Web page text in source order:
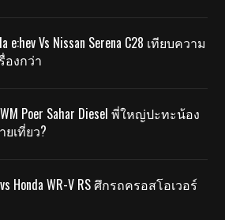
e:hev Vs Nissan Serena C28 เทียบความ
องกว่า
Poer Sahar Diesel พี่ใหญ่ปะทะน้อง
เที่ยว?
vs Honda WR-V RS ศึกรถครอสโอเวอร์